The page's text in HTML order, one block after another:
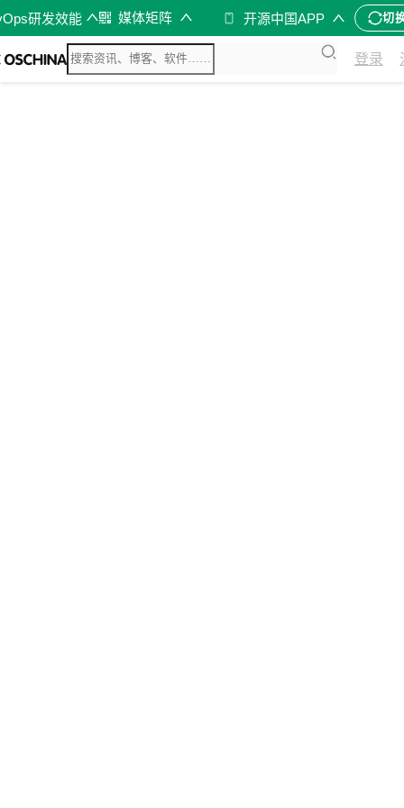
研发效能 媒体矩阵 开源中国APP 切
登录